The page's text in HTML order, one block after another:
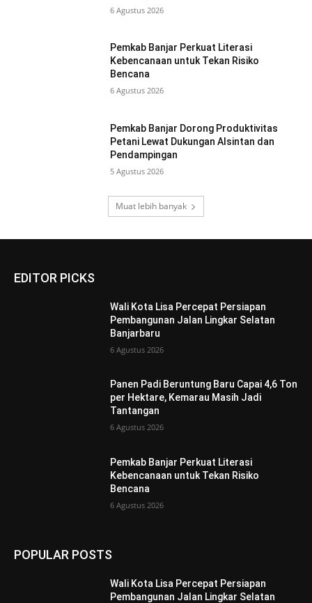
6 Agustus 2026
Pemkab Banjar Perkuat Literasi
Kebencanaan untuk Tekan Risiko
Bencana
6 Agustus 2026
Pemkab Banjar Dorong Produktivitas
Petani Lewat Dukungan Alsintan dan
Pendampingan
5 Agustus 2026
Muat lebih banyak
EDITOR PICKS
Wali Kota Lisa Percepat Persiapan
Pembangunan Jalan Lingkar Selatan
Banjarbaru
6 Agustus 2026
Panen Padi Beruntung Baru Capai 4,6 Ton
per Hektare, Kemarau Masih Jadi
Tantangan
6 Agustus 2026
Pemkab Banjar Perkuat Literasi
Kebencanaan untuk Tekan Risiko
Bencana
6 Agustus 2026
POPULAR POSTS
Wali Kota Lisa Percepat Persiapan
Pembangunan Jalan Lingkar Selatan